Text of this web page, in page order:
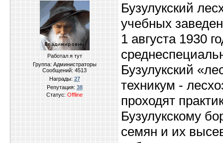
Работал я тут
Группа: Администраторы
Сообщений: 4513
Награды: 27
Репутация: 38
Статус: Offline
Бузулукский
учебных
1 августа 1930
Бузулукский
техникум -
проходят
Бузулукскому
семян и их